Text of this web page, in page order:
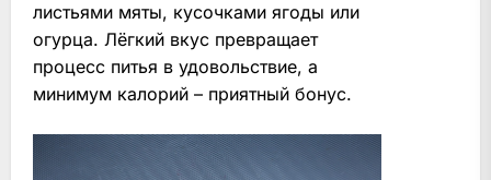
листьями мяты, кусочками ягоды или
огурца. Лёгкий вкус превращает
процесс питья в удовольствие, а
минимум калорий – приятный бонус.